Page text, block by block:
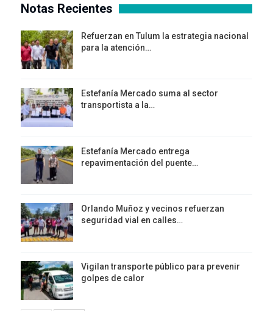
Notas Recientes
Refuerzan en Tulum la estrategia nacional
para la atención…
Estefanía Mercado suma al sector
transportista a la…
Estefanía Mercado entrega
repavimentación del puente…
Orlando Muñoz y vecinos refuerzan
seguridad vial en calles…
Vigilan transporte público para prevenir
golpes de calor